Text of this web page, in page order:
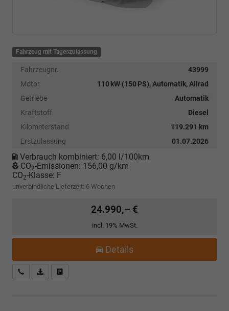
Fahrzeug mit Tageszulassung
Fahrzeugnr.
43999
Motor
110 kW (150 PS), Automatik, Allrad
Getriebe
Automatik
Kraftstoff
Diesel
Kilometerstand
119.291 km
Erstzulassung
01.07.2026
Verbrauch kombiniert: 6,00 l/100km
CO2-Emissionen: 156,00 g/km
CO2-Klasse: F
unverbindliche Lieferzeit: 6 Wochen
24.990,– €
incl. 19% MwSt.
Details
Kostenloser Rückruf-Service
PDF-Datei, Fahrzeugexposé drucken